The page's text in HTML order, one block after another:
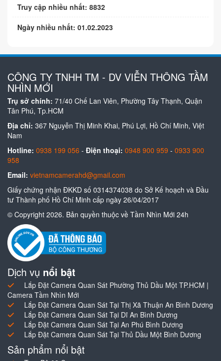
Truy cập nhiều nhất: 8832
Ngày nhiều nhất: 01.02.2023
CÔNG TY TNHH TM - DV VIỄN THÔNG TẦM
NHÌN MỚI
Trụ sở chính: 71/40 Chế Lan Viên, Phường Tây Thạnh, Quận
Tân Phú, Tp.HCM
Địa chỉ: 367 Nguyễn Thị Minh Khai, Phú Lợi, Hồ Chí Minh, Việt
Nam
Hotline: 0938 199 056 - Điện thoại: 0948 900 959 - 0933 900
958
Email: vietnamcamerahd@gmail.com
Giấy chứng nhận ĐKKD số 0314374038 do Sở Kế hoạch và Đầu
tư Thành phố Hồ Chí Minh cấp ngày 26/04/2017
© Copyright 2026. Bản quyền thuộc về Tầm Nhìn Mới 24h
Dịch vụ nổi bật
Lắp Đặt Camera Quan Sát Phường Thủ Dầu Một TP.HCM |
Camera Tầm Nhìn Mới
Lắp Đặt Camera Quan Sát Tại Thị Xã Thuận An Bình Dương
Lắp Đặt Camera Quan Sát Tại Dĩ An Bình Dương
Lắp Đặt Camera Quan Sát Tại An Phú Bình Dương
Lắp Đặt Camera Quan Sát Tại Thủ Dầu Một Bình Dương
Sản phẩm nổi bật